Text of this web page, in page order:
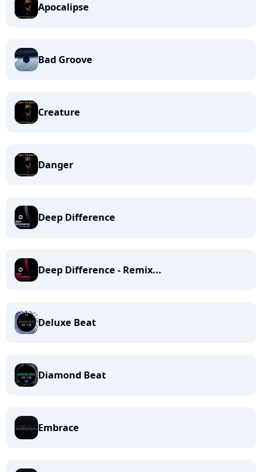
Apocalipse
Bad Groove
Creature
Danger
Deep Difference
Deep Difference - Remix...
Deluxe Beat
Diamond Beat
Embrace